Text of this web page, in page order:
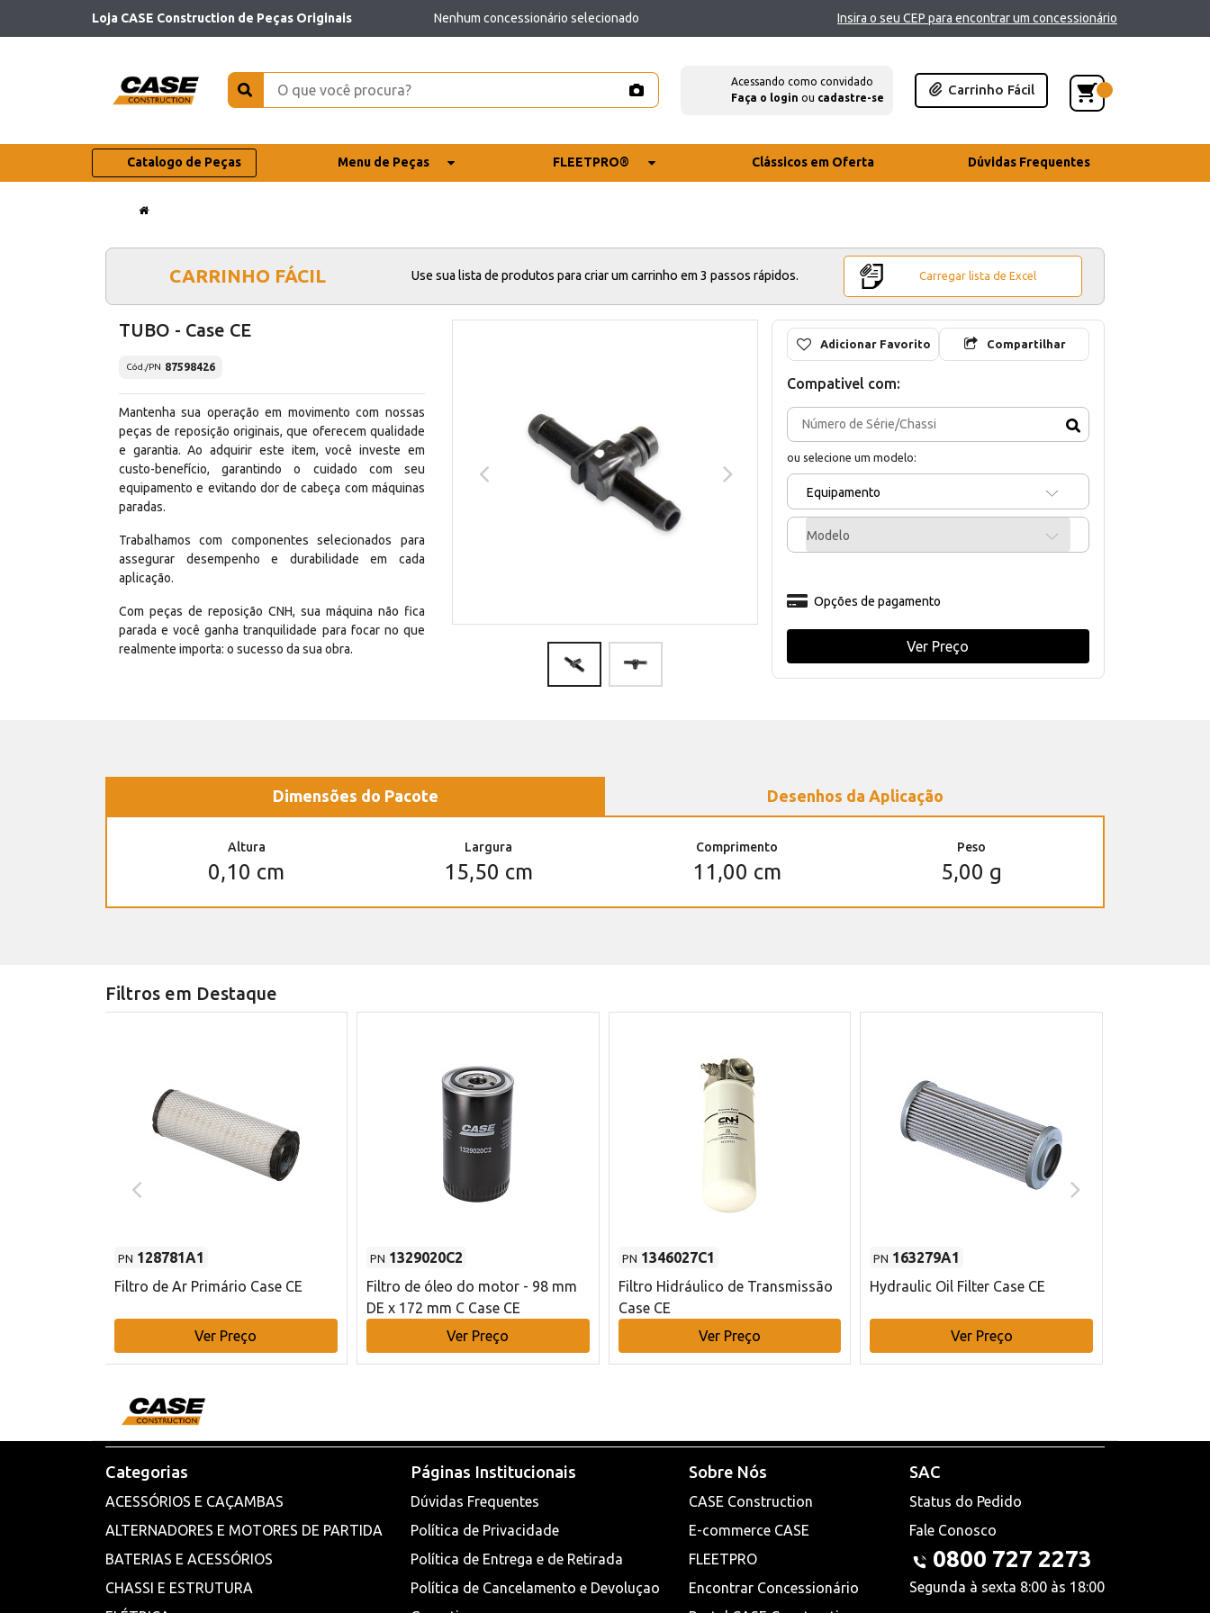
Loja CASE Construction de Peças Originais Nenhum concessionário selecionado Insira o seu CEP para encontrar um concessionário
Acessando como convidado
Faça o login ou cadastre-se
Carrinho Fácil
Catalogo de Peças Menu de Peças FLEETPRO® Clássicos em Oferta Dúvidas Frequentes
CARRINHO FÁCIL Use sua lista de produtos para criar um carrinho em 3 passos rápidos. Carregar lista de Excel
TUBO - Case CE
Cód./PN 87598426
Mantenha sua operação em movimento com nossas
peças de reposição originais, que oferecem qualidade
e garantia. Ao adquirir este item, você investe em
custo-benefício, garantindo o cuidado com seu
equipamento e evitando dor de cabeça com máquinas
paradas.
Trabalhamos com componentes selecionados para
assegurar desempenho e durabilidade em cada
aplicação.
Com peças de reposição CNH, sua máquina não fica
parada e você ganha tranquilidade para focar no que
realmente importa: o sucesso da sua obra.
Adicionar Favorito Compartilhar
Compativel com:
ou selecione um modelo:
Equipamento
Modelo
Opções de pagamento
Ver Preço
Dimensões do Pacote Desenhos da Aplicação
Altura
0,10 cm
Largura
15,50 cm
Comprimento
11,00 cm
Peso
5,00 g
Filtros em Destaque
PN 128781A1
Filtro de Ar Primário Case CE
Ver Preço
PN 1329020C2
Filtro de óleo do motor - 98 mm
DE x 172 mm C Case CE
Ver Preço
PN 1346027C1
Filtro Hidráulico de Transmissão
Case CE
Ver Preço
PN 163279A1
Hydraulic Oil Filter Case CE
Ver Preço
Categorias
ACESSÓRIOS E CAÇAMBAS
ALTERNADORES E MOTORES DE PARTIDA
BATERIAS E ACESSÓRIOS
CHASSI E ESTRUTURA
Páginas Institucionais
Dúvidas Frequentes
Política de Privacidade
Política de Entrega e de Retirada
Política de Cancelamento e Devoluçao
Sobre Nós
CASE Construction
E-commerce CASE
FLEETPRO
Encontrar Concessionário
SAC
Status do Pedido
Fale Conosco
0800 727 2273
Segunda à sexta 8:00 às 18:00